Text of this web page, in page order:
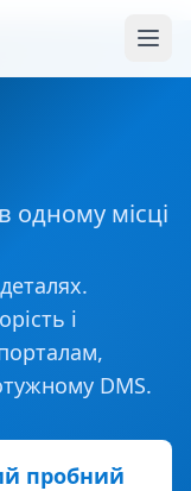
одному місці
і
DMS.
пробний